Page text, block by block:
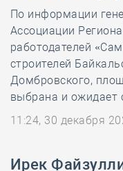
По информации
Ассоциации
работодателей
строителей
Домбровского,
выбрана и ожидает
11:24, 30 декабря
Ирек